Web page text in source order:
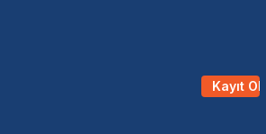
Kayıt Ol